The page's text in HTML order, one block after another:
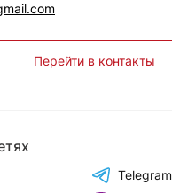
Перейти в контакты
Telegram